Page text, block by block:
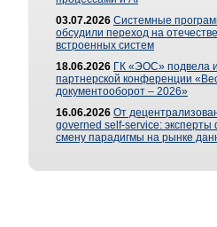
03.07.2026 Системные
обсудили переход на
встроенных систем
18.06.2026 ГК «ЭОС» подвела
партнерской конференции
документооборот – 2026»
16.06.2026 От
governed self-service: эксперты
смену парадигмы на рынке